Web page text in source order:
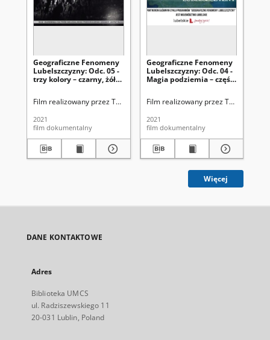
Geograficzne Fenomeny
Lubelszczyzny: Odc. 05 -
trzy kolory – czarny, żółty
węgiel kamienny
Film realizowany przez TVP3 Lublin we współpracy z naukowcami
2021
film dokumentalny
Geograficzne Fenomeny
Lubelszczyzny: Odc. 04 -
Magia podziemia – część
Film realizowany przez TVP3 Lublin
2021
film dokumentalny
Więcej
DANE KONTAKTOWE
Adres
Biblioteka UMCS
ul. Radziszewskiego 11
20-031 Lublin, Poland